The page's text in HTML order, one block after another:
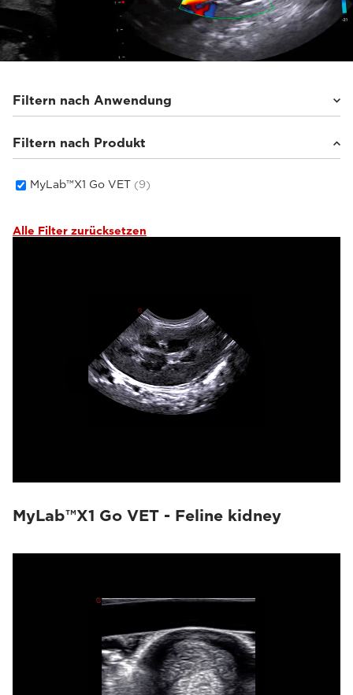
Filtern nach Anwendung
Kleintiere(6)
Pferde(2)
Filtern nach Produkt
MyLab™X1 Go VET (9)
Alle Filter zurücksetzen
MyLab™X1 Go VET - Feline kidney